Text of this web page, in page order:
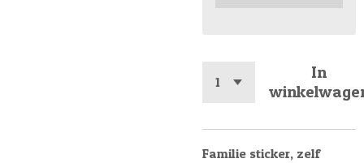
In
Familie sticker, zelf